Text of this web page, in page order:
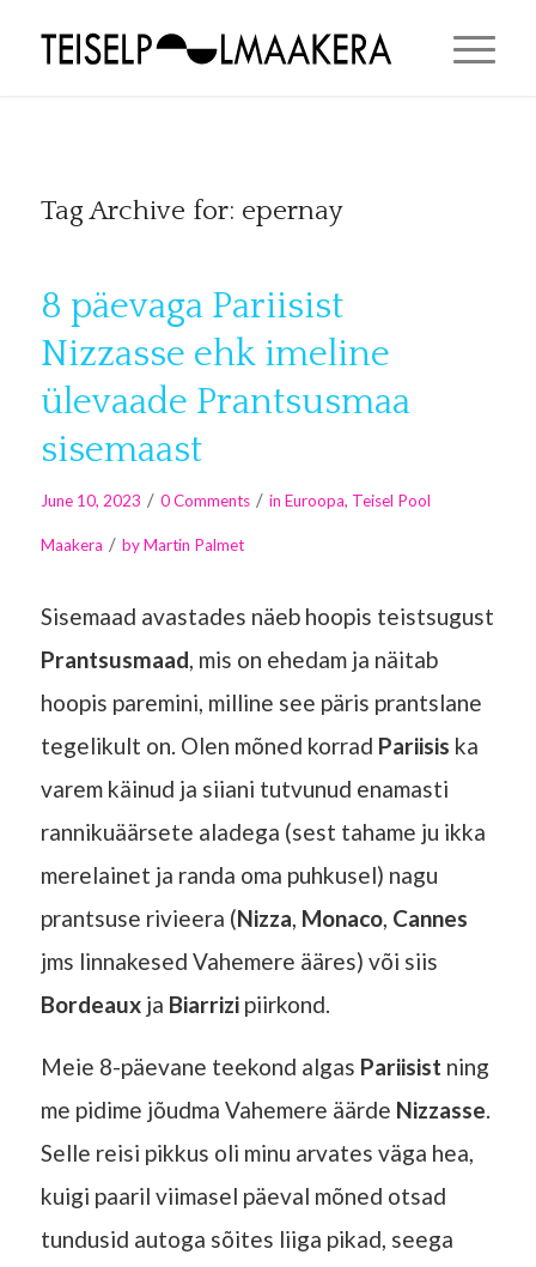
Tag Archive for: epernay
8 päevaga Pariisist
Nizzasse ehk imeline
ülevaade Prantsusmaa
sisemaast
June 10, 2023 / 0 Comments / in Euroopa, Teisel Pool
Maakera / byMartin Palmet
Sisemaad avastades näeb hoopis teistsugust
Prantsusmaad, mis on ehedam ja näitab
hoopis paremini, milline see päris prantslane
tegelikult on. Olen mõned korrad Pariisis ka
varem käinud ja siiani tutvunud enamasti
rannikuäärsete aladega (sest tahame ju ikka
merelainet ja randa oma puhkusel) nagu
prantsuse rivieera (Nizza, Monaco, Cannes
jms linnakesed Vahemere ääres) või siis
Bordeauxja Biarrizipiirkond.
Meie 8-päevane teekond algas Pariisist ning
me pidime jõudma Vahemere äärde Nizzasse.
Selle reisi pikkus oli minu arvates väga hea,
kuigi paaril viimasel päeval mõned otsad
tundusid autoga sõites liiga pikad, seega